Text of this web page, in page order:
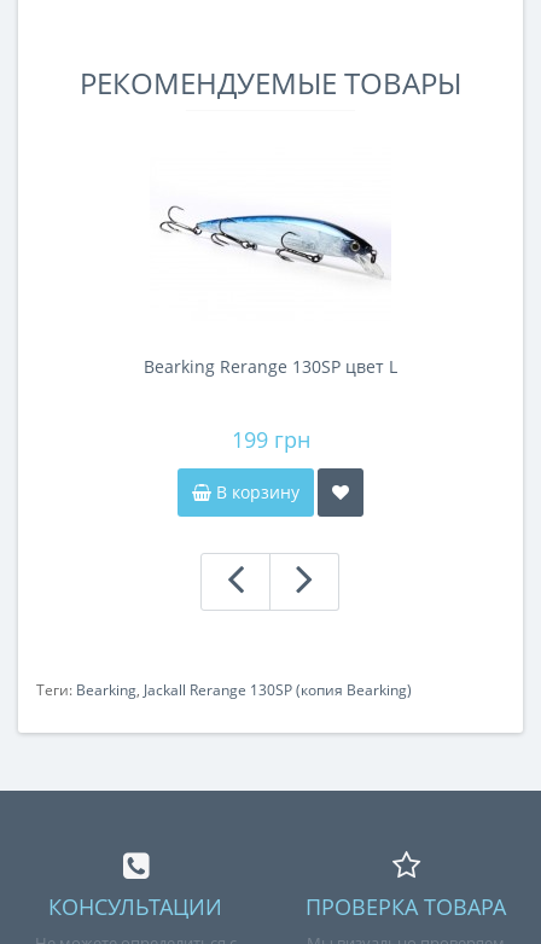
РЕКОМЕНДУЕМЫЕ ТОВАРЫ
Bearking Rerange 130SP цвет L
199 грн
В корзину
Теги: Bearking, Jackall Rerange 130SP (копия Bearking)
КОНСУЛЬТАЦИИ ПРОВЕРКА ТОВАРА